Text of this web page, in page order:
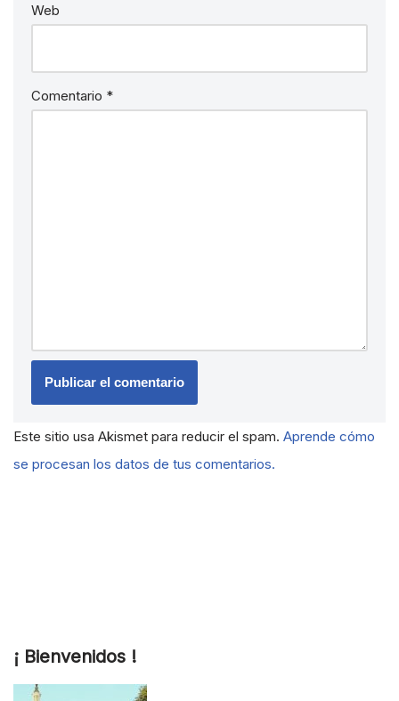
Web
Comentario *
Este sitio usa Akismet para reducir el spam. Aprende cómo
se procesan los datos de tus comentarios.
¡ Bienvenidos !